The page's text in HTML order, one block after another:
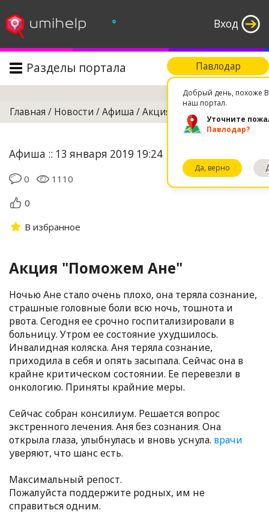
Вход
°
Павлодар
Добрый день, похоже
наш портал.
Уточните
Павлодар?
Да, верно
Разделы портала Поиск
Главная / Новости /Афиша /Акция "Поможем Ане"
Афиша :: 13 января 2019 19:24
0
1110
0
В избранное
Акция "Поможем Ане"
Ночью Ане стало очень плохо, она теряла сознание,
страшные головные боли всю ночь, тошнота и
рвота. Сегодня ее срочно госпитализировали в
больницу. Утром ее состояние ухудшилось.
Инвалидная коляска. Аня теряла сознание,
приходила в себя и опять засыпала. Сейчас она в
крайне критическом состоянии. Ее перевезли в
онкологию. Приняты крайние меры.
Сейчас собран консилиум. Решается вопрос
экстренного лечения. Аня без сознания. Она
открыла глаза, улыбнулась и вновь уснула. врачи
уверяют, что шанс есть.
Максимальный репост.
Пожалуйста поддержите родных, им не
справиться одним.